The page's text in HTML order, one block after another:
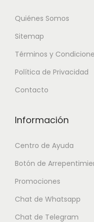
Quiénes Somos
Sitemap
Términos y
Política de Privacidad
Contacto
Información
Centro de Ayuda
Botón de
Promociones
Chat de Whatsapp
Chat de Telegram